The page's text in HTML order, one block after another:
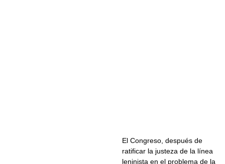
El Congreso, después de
ratificar la justeza de la línea
leninista en el problema de la